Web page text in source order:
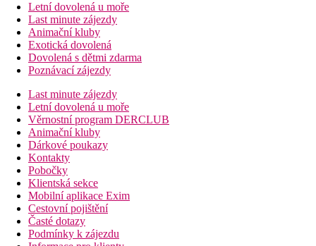
Letní dovolená u moře
Last minute zájezdy
Animační kluby
Exotická dovolená
Dovolená s dětmi zdarma
Poznávací zájezdy
Last minute zájezdy
Letní dovolená u moře
Věrnostní program DERCLUB
Animační kluby
Dárkové poukazy
Kontakty
Pobočky
Klientská sekce
Mobilní aplikace Exim
Cestovní pojištění
Časté dotazy
Podmínky k zájezdu